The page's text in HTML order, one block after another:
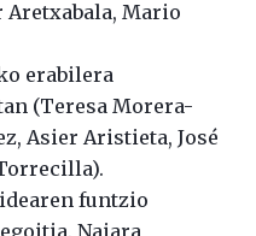
Aretxabala, Mario
erabilera
(Teresa Morera-
Asier Aristieta, José
funtzio